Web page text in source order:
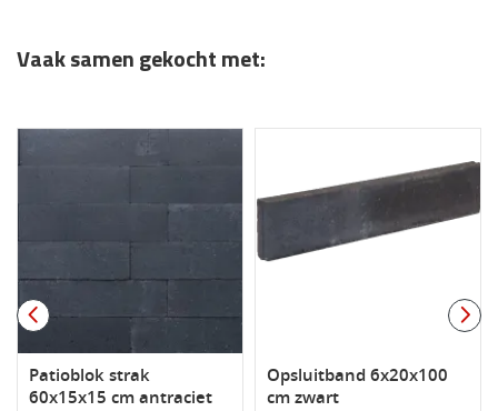
Vaak samen gekocht met:
Patioblok strak
60x15x15 cm antraciet
Opsluitband 6x20x100
cm zwart